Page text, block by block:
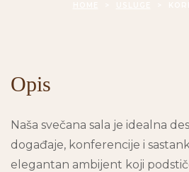
Opis
Naša svečana sala je idealna
događaje, konferencije i
elegantan ambijent koji